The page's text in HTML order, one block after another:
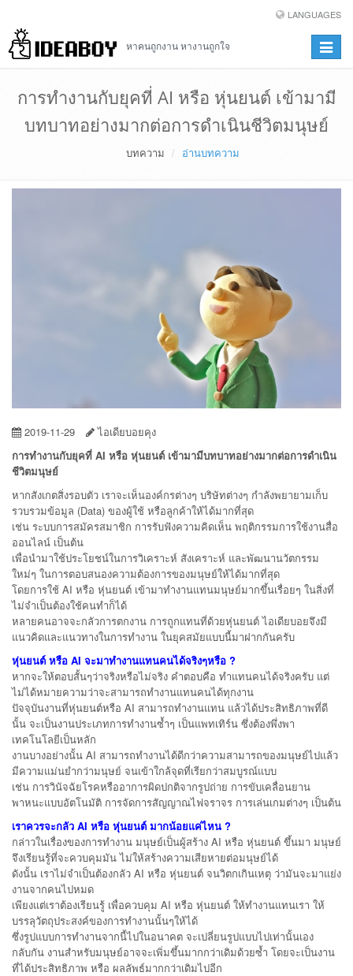
LANGUAGES
Toggle
หาคนถูกงาน หางานถูกใจ
การทำงานกับยุคที่ AI หรือ หุ่นยนต์ เข้ามามี
บทบาทอย่างมากต่อการดำเนินชีวิตมนุษย์
บทความ อ่านบทความ
2019-11-29
ไอเดียบอยคุง
การทำงานกับยุคที่ AI หรือ หุ่นยนต์ เข้ามามีบทบาทอย่างมากต่อการดำเนิน
ชีวิตมนุษย์
หากสังเกตสิ่งรอบตัว เราจะเห็นองค์กรต่างๆ บริษัทต่างๆ กำลังพยายามเก็บ
รวบรวมข้อมูล (Data) ของผู้ใช้ หรือลูกค้าให้ได้มากที่สุด
เช่น ระบบการสมัครสมาชิก การรับฟังความคิดเห็น พฤติกรรมการใช้งานสื่อ
ออนไลน์ เป็นต้น
เพื่อนำมาใช้ประโยชน์ในการวิเคราะห์ สังเคราะห์ และพัฒนานวัตกรรม
ใหม่ๆ ในการตอบสนองความต้องการของมนุษย์ให้ได้มากที่สุด
โดยการใช้ AI หรือ หุ่นยนต์ เข้ามาทำงานแทนมนุษย์มากขึ้นเรื่อยๆ ในสิ่งที่
ไม่จำเป็นต้องใช้คนทำก็ได้
หลายคนอาจจะกลัวการตกงาน การถูกแทนที่ด้วยหุ่นยนต์ ไอเดียบอยจึงมี
แนวคิดและแนวทางในการทำงาน ในยุคสมัยแบบนี้มาฝากกันครับ
หุ่นยนต์ หรือ AI จะมาทำงานแทนคนได้จริงๆหรือ ?
หากจะให้ตอบสั้นๆว่าจริงหรือไม่จริง คำตอบคือ ทำแทนคนได้จริงครับ แต่
ไม่ได้หมายความว่าจะสามารถทำงานแทนคนได้ทุกงาน
ปัจจุบันงานที่หุ่นยนต์หรือ AI สามารถทำงานแทน แล้วได้ประสิทธิภาพที่ดี
นั้น จะเป็นงานประเภทการทำงานซ้ำๆ เป็นแพทเทิร์น ซึ่งต้องพึ่งพา
เทคโนโลยีเป็นหลัก
งานบางอย่างนั้น AI สามารถทำงานได้ดีกว่าความสามารถของมนุษย์ไปแล้ว
มีความแม่นยำกว่ามนุษย์ จนเข้าใกล้จุดที่เรียกว่าสมบูรณ์แบบ
เช่น การวินัจฉัยโรคหรืออาการผิดปกติจากรูปถ่าย การขับเคลื่อนยาน
พาหนะแบบอัตโนมัติ การจัดการสัญญาณไฟจราจร การเล่นเกมต่างๆ เป็นต้น
เราควรจะกลัว AI หรือ หุ่นยนต์ มากน้อยแค่ไหน ?
กล่าวในเรื่องของการทำงาน มนุษย์เป็นผู้สร้าง AI หรือ หุ่นยนต์ ขึ้นมา มนุษย์
จึงเรียนรู้ที่จะควบคุมมัน ไม่ให้สร้างความเสียหายต่อมนุษย์ได้
ดังนั้น เราไม่จำเป็นต้องกลัว AI หรือ หุ่นยนต์ จนวิตกเกินเหตุ ว่ามันจะมาแย่ง
งานจากคนไปหมด
เพียงแต่เราต้องเรียนรู้ เพื่อควบคุม AI หรือ หุ่นยนต์ ให้ทำงานแทนเรา ให้
บรรลุวัตถุประสงค์ของการทำงานนั้นๆให้ได้
ซึ่งรูปแบบการทำงานจากนี้ไปในอนาคต จะเปลี่ยนรูปแบบไปเท่านั้นเอง
กลับกัน งานสำหรับมนุษย์อาจจะเพิ่มขึ้นมากกว่าเดิมด้วยซ้ำ โดยจะเป็นงาน
ที่ได้ประสิทธิภาพ หรือ ผลลัพธ์มากกว่าเดิมไปอีก